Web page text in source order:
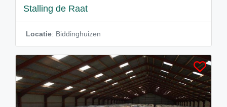
Stalling de Raat
Locatie: Biddinghuizen